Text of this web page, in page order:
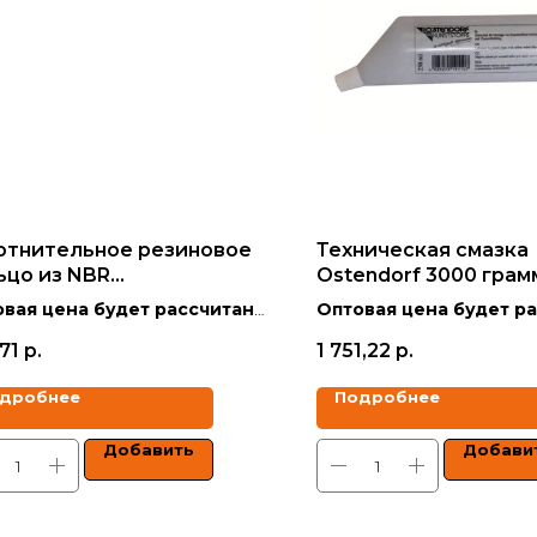
резиновое
из NBR
50
цена будет рассчитана
заказа.
указаны с учетом НДС.
р.
Добавить
Техническая смазка
Ostendorf 3000
Оптовая цена будет
объёма заказа.
Цены указаны с учетом
1 751,22 р.
Подробнее